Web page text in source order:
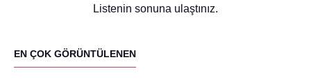
Listenin sonuna ulaştınız.
EN ÇOK GÖRÜNTÜLENEN